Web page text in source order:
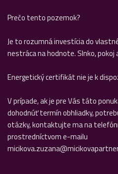
Prečo tento pozemok?
Je to rozumná investícia do
nestráca na hodnote. Slnko, pokoj
Energetický certifikát nie je k
V prípade, ak je pre Vás táto
dohodnúť termín obhliadky,
otázky, kontaktujte ma na
prostredníctvom e-mailu